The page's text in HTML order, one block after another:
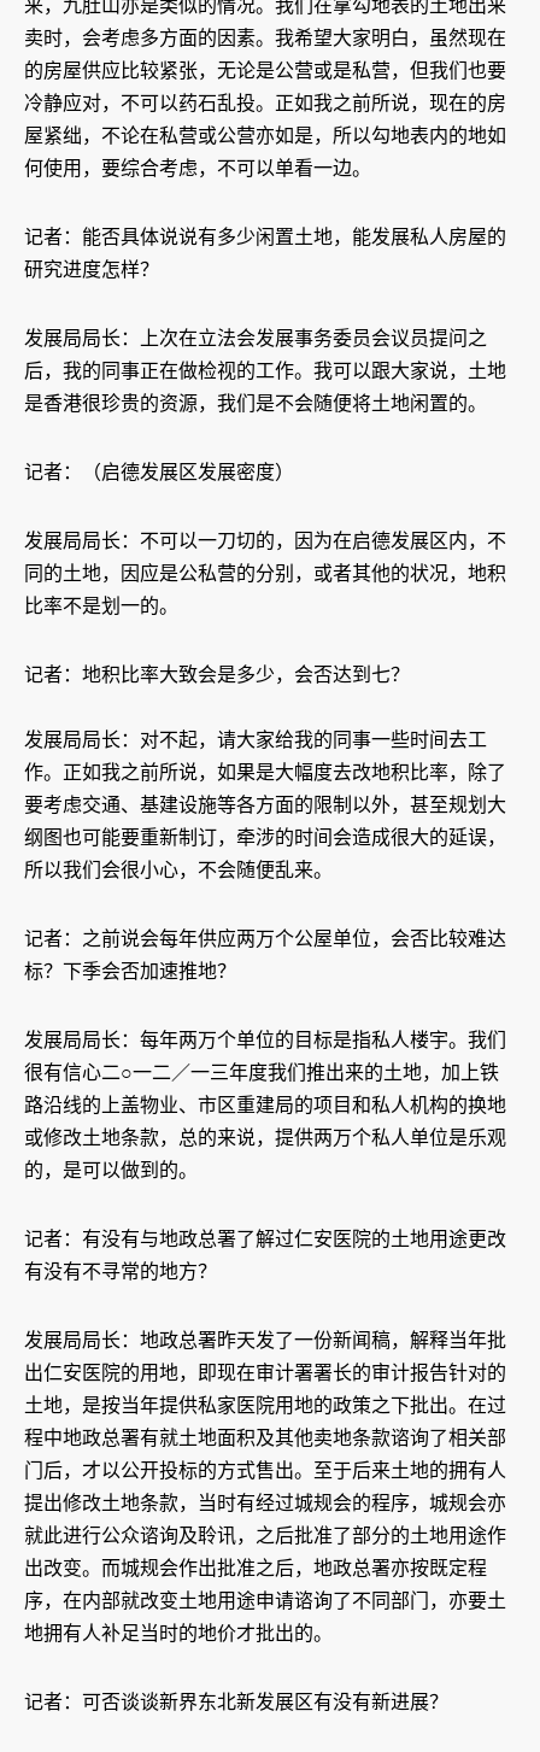
来，九肚山亦是类似的情况。我们在拿勾地表的土地出来
卖时，会考虑多方面的因素。我希望大家明白，虽然现在
的房屋供应比较紧张，无论是公营或是私营，但我们也要
冷静应对，不可以药石乱投。正如我之前所说，现在的房
屋紧绌，不论在私营或公营亦如是，所以勾地表内的地如
何使用，要综合考虑，不可以单看一边。
记者：能否具体说说有多少闲置土地，能发展私人房屋的
研究进度怎样？
发展局局长：上次在立法会发展事务委员会议员提问之
后，我的同事正在做检视的工作。我可以跟大家说，土地
是香港很珍贵的资源，我们是不会随便将土地闲置的。
记者：（启德发展区发展密度）
发展局局长：不可以一刀切的，因为在启德发展区内，不
同的土地，因应是公私营的分别，或者其他的状况，地积
比率不是划一的。
记者：地积比率大致会是多少，会否达到七？
发展局局长：对不起，请大家给我的同事一些时间去工
作。正如我之前所说，如果是大幅度去改地积比率，除了
要考虑交通、基建设施等各方面的限制以外，甚至规划大
纲图也可能要重新制订，牵涉的时间会造成很大的延误，
所以我们会很小心，不会随便乱来。
记者：之前说会每年供应两万个公屋单位，会否比较难达
标？下季会否加速推地？
发展局局长：每年两万个单位的目标是指私人楼宇。我们
很有信心二○一二／一三年度我们推出来的土地，加上铁
路沿线的上盖物业、市区重建局的项目和私人机构的换地
或修改土地条款，总的来说，提供两万个私人单位是乐观
的，是可以做到的。
记者：有没有与地政总署了解过仁安医院的土地用途更改
有没有不寻常的地方？
发展局局长：地政总署昨天发了一份新闻稿，解释当年批
出仁安医院的用地，即现在审计署署长的审计报告针对的
土地，是按当年提供私家医院用地的政策之下批出。在过
程中地政总署有就土地面积及其他卖地条款谘询了相关部
门后，才以公开投标的方式售出。至于后来土地的拥有人
提出修改土地条款，当时有经过城规会的程序，城规会亦
就此进行公众谘询及聆讯，之后批准了部分的土地用途作
出改变。而城规会作出批准之后，地政总署亦按既定程
序，在内部就改变土地用途申请谘询了不同部门，亦要土
地拥有人补足当时的地价才批出的。
记者：可否谈谈新界东北新发展区有没有新进展？